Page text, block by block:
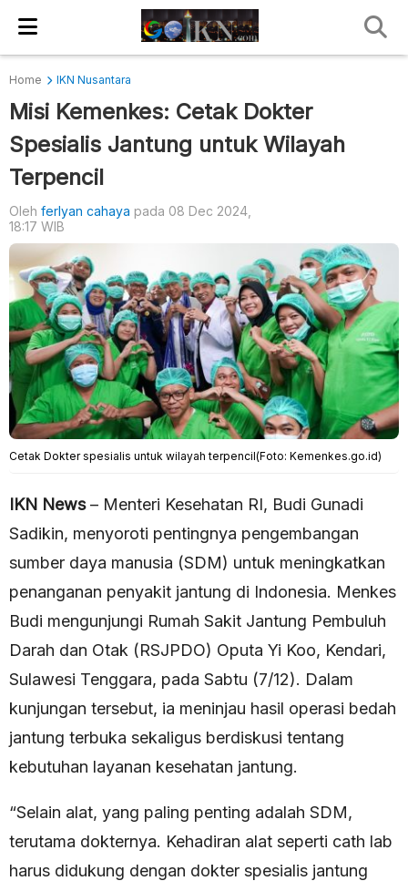
Home IKN Nusantara
Misi Kemenkes: Cetak Dokter
Spesialis Jantung untuk Wilayah
Terpencil
Oleh ferlyan cahaya pada 08 Dec 2024,
18:17 WIB
Cetak Dokter spesialis untuk wilayah terpencil(Foto: Kemenkes.go.id)
IKN News– Menteri Kesehatan RI, Budi Gunadi
Sadikin, menyoroti pentingnya pengembangan
sumber daya manusia (SDM) untuk meningkatkan
penanganan penyakit jantung di Indonesia. Menkes
Budi mengunjungi Rumah Sakit Jantung Pembuluh
Darah dan Otak (RSJPDO) Oputa Yi Koo, Kendari,
Sulawesi Tenggara, pada Sabtu (7/12). Dalam
kunjungan tersebut, ia meninjau hasil operasi bedah
jantung terbuka sekaligus berdiskusi tentang
kebutuhan layanan kesehatan jantung.
“Selain alat, yang paling penting adalah SDM,
terutama dokternya. Kehadiran alat seperti cath lab
harus didukung dengan dokter spesialis jantung